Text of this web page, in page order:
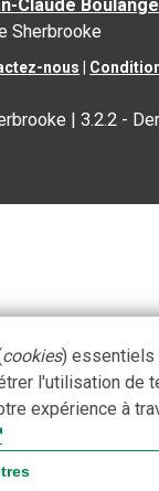
Claude
Sherbrooke
nous
|3.2.2 -
cookies) essentiels
l'utilisation de
expérience à